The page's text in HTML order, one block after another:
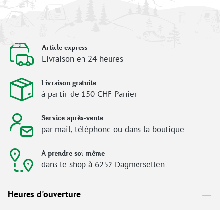
Article express
Livraison en 24 heures
Livraison gratuite
à partir de 150 CHF Panier
Service après-vente
par mail, téléphone ou dans la boutique
A prendre soi-même
dans le shop à 6252 Dagmersellen
Heures d'ouverture